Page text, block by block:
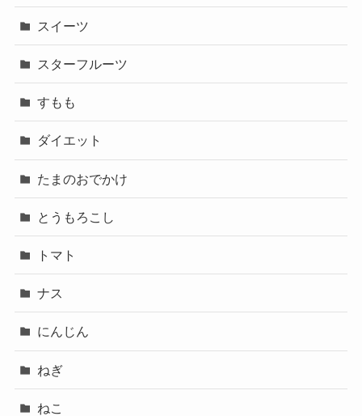
スイーツ
スターフルーツ
すもも
ダイエット
たまのおでかけ
とうもろこし
トマト
ナス
にんじん
ねぎ
ねこ